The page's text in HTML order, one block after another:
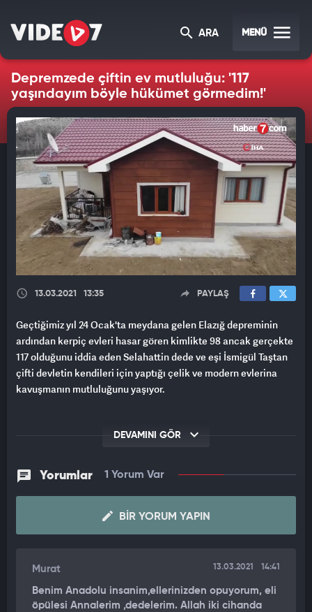
ARA MENÜ
Depremzede çiftin ev mutluluğu: '117
yaşındayım böyle hükümet görmedim!'
13.03.2021 13:35 PAYLAŞ
Geçtiğimiz yıl 24 Ocak'ta meydana gelen Elazığ depreminin
ardından kerpiç evleri hasar gören kimlikte 98 ancak gerçekte
117 olduğunu iddia eden Selahattin dede ve eşi İsmigül Taştan
çifti devletin kendileri için yaptığı çelik ve modern evlerina
kavuşmanın mutluluğunu yaşıyor.
DEVAMINI GÖR
Yorumlar 1 Yorum Var
BIR YORUM YAPIN
Murat 13.03.2021 14:41
Benim Anadolu insanim,ellerinizden opuyorum, eli
öpülesi Annalerim ,dedelerim. Allah iki cihanda